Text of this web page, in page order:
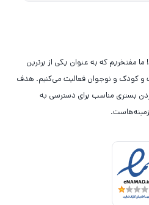
مفتخریم که به عنوان یکی از برترین
و کودک و نوجوان فعالیت می‌کنیم. هدف
بستری مناسب برای دسترسی به